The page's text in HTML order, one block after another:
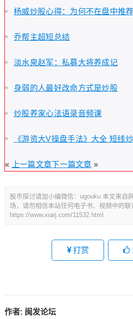
杨威炒股心得：为何不在盘中推
乔帮主超短总结
淡水泉赵军：私募大将养成记
身弱的人最好改命方式是炒股
炒股养家心法语录音频课
《游资大V操盘手法》大全 短线
« 上一篇文章下一篇文章 »
股市探讨请加小编微信：ugouku 本文来自
场，请勿相信本站任何电子书、视频中的联
https://www.xiarj.com/11532.html
打赏
作者: 闽发论坛